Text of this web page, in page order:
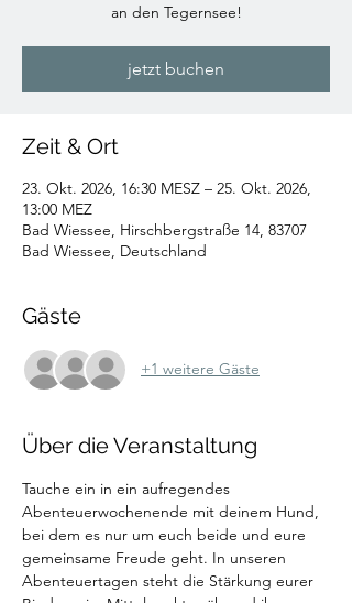
an den Tegernsee!
jetzt buchen
Zeit & Ort
23. Okt. 2026, 16:30 MESZ – 25. Okt. 2026,
13:00 MEZ
Bad Wiessee, Hirschbergstraße 14, 83707
Bad Wiessee, Deutschland
Gäste
+1 weitere Gäste
Über die Veranstaltung
Tauche ein in ein aufregendes
Abenteuerwochenende mit deinem Hund,
bei dem es nur um euch beide und eure
gemeinsame Freude geht. In unseren
Abenteuertagen steht die Stärkung eurer